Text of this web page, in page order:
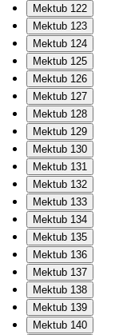
Mektub 122
Mektub 123
Mektub 124
Mektub 125
Mektub 126
Mektub 127
Mektub 128
Mektub 129
Mektub 130
Mektub 131
Mektub 132
Mektub 133
Mektub 134
Mektub 135
Mektub 136
Mektub 137
Mektub 138
Mektub 139
Mektub 140